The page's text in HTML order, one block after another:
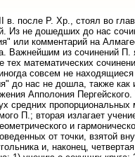
в. после Р. Хр., стоял во
Из не дошедших до нас
или комментарий на
Важнейшим из сочинений П.
математических
совсем не
до нас не дошла, также
Апполония Пергейского.
средних
П.; вторая излагает
и
от точки, взятой
и, наконец,